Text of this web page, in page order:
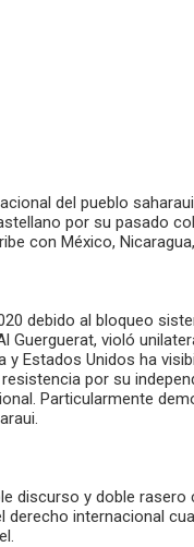
del pueblo
por su pasado
México,
debido al bloqueo
violó
Unidos ha
por su
Particularmente
discurso y doble
internacional